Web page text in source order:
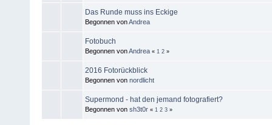
Das Runde muss ins Eckige
Begonnen vonAndrea
Fotobuch
Begonnen vonAndrea « 1 2 »
2016 Fotorückblick
Begonnen von nordlicht
Supermond - hat den jemand fotografiert?
Begonnen von sh3t0r « 1 2 3 »